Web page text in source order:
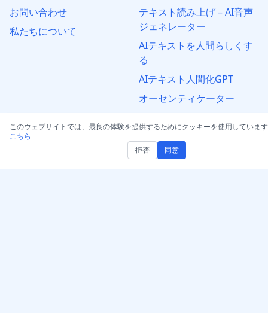
お問い合わせ
私たちについて
テキスト読み上げ – AI音声
ジェネレーター
AIテキストを人間らしくす
る
AIテキスト人間化GPT
オーセンティケーター
このウェブサイトでは、最良の体験を提供するためにクッキーを使用していま
こちら
拒否
同意